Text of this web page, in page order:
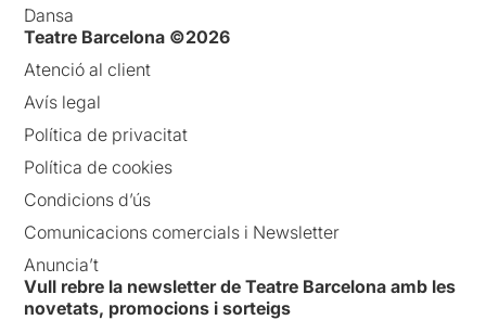
Dansa
Teatre Barcelona ©2026
Atenció al client
Avís legal
Política de privacitat
Política de cookies
Condicions d’ús
Comunicacions comercials i Newsletter
Anuncia’t
Vull rebre la newsletter de Teatre Barcelona amb les
novetats, promocions i sorteigs